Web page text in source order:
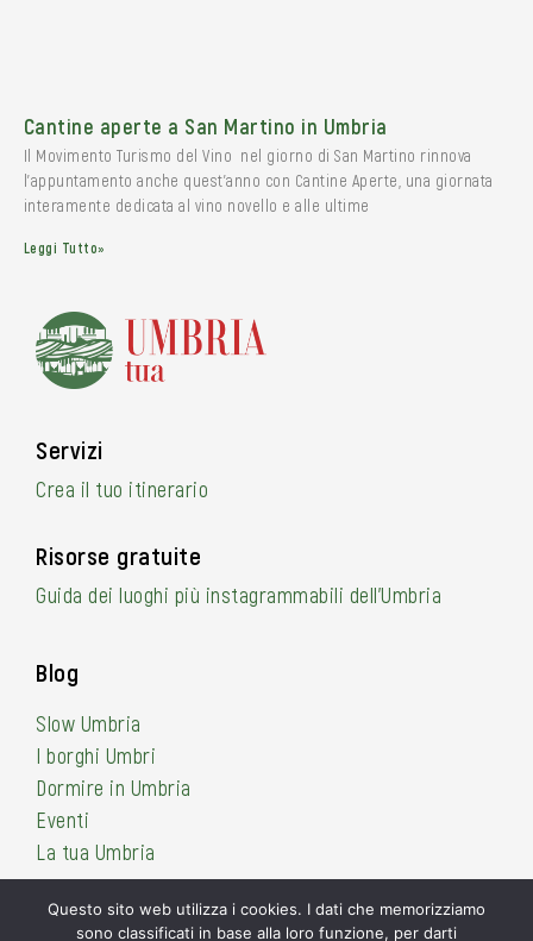
Cantine aperte a San Martino in Umbria
Il Movimento Turismo del Vino nel giorno di San Martino rinnova
l’appuntamento anche quest’anno con Cantine Aperte, una giornata
interamente dedicata al vino novello e alle ultime
Leggi Tutto»
Servizi
Crea il tuo itinerario
Risorse gratuite
Guida dei luoghi più instagrammabili dell’Umbria
Blog
Slow Umbria
I borghi Umbri
Dormire in Umbria
Eventi
La tua Umbria
Questo sito web utilizza i cookies. I dati che memorizziamo
sono classificati in base alla loro funzione, per darti